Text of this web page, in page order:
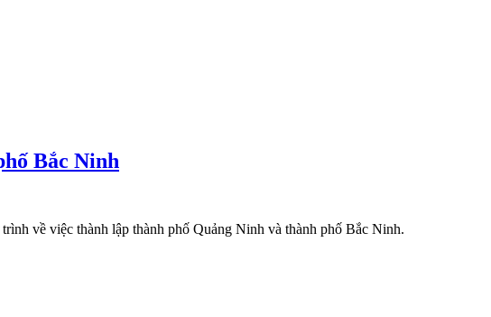
Bắc Ninh
về việc thành lập thành phố Quảng Ninh và thành phố Bắc Ninh.